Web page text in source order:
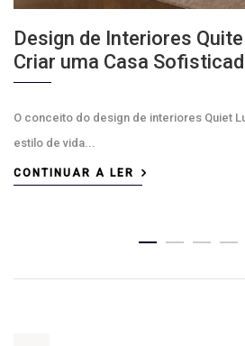
Design de Interiores
Criar uma Casa
O conceito do design de interiores Quiet
estilo de vida...
CONTINUAR A LER